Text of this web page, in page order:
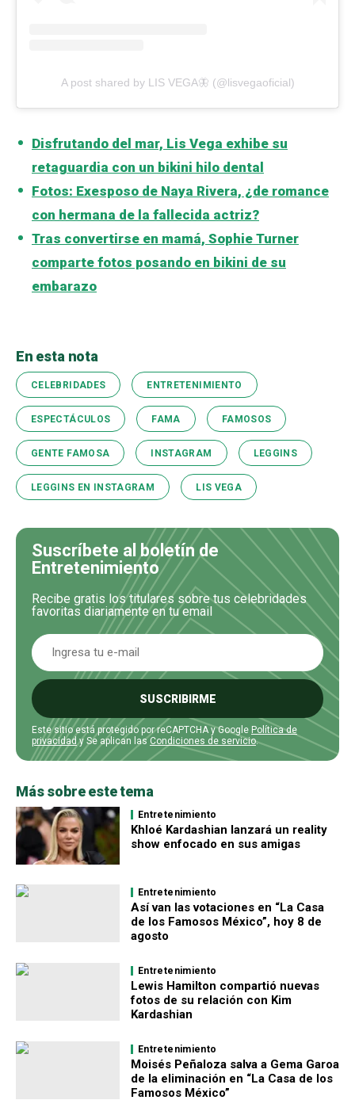
A post shared by LIS VEGA🦋 (@lisvegaoficial)
Disfrutando del mar, Lis Vega exhibe su
retaguardia con un bikini hilo dental
Fotos: Exesposo de Naya Rivera, ¿de romance
con hermana de la fallecida actriz?
Tras convertirse en mamá, Sophie Turner
comparte fotos posando en bikini de su
embarazo
En esta nota
CELEBRIDADES ENTRETENIMIENTO
ESPECTÁCULOS FAMA FAMOSOS
GENTE FAMOSA INSTAGRAM LEGGINS
LEGGINS EN INSTAGRAM LIS VEGA
Suscríbete al boletín de
Entretenimiento
Recibe gratis los titulares sobre tus celebridades
favoritas diariamente en tu email
SUSCRIBIRME
Este sitio está protegido por reCAPTCHA y Google Política de
privacidad y Se aplican lasCondiciones de servicio.
Más sobre este tema
Entretenimiento
Khloé Kardashian lanzará un reality
show enfocado en sus amigas
Entretenimiento
Así van las votaciones en “La Casa
de los Famosos México”, hoy 8 de
agosto
Entretenimiento
Lewis Hamilton compartió nuevas
fotos de su relación con Kim
Kardashian
Entretenimiento
Moisés Peñaloza salva a Gema Garoa
de la eliminación en “La Casa de los
Famosos México”